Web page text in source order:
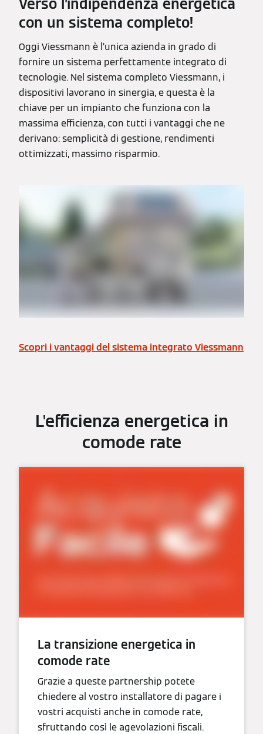
con un sistema completo!
Oggi Viessmann è l’unica azienda in grado di
fornire un sistema perfettamente integrato di
tecnologie. Nel sistema completo Viessmann, i
dispositivi lavorano in sinergia, e questa è la
chiave per un impianto che funziona con la
massima efficienza, con tutti i vantaggi che ne
derivano: semplicità di gestione, rendimenti
ottimizzati, massimo risparmio.
Scopri i vantaggi del sistema integrato Viessmann
L'efficienza energetica in
comode rate
La transizione energetica in
comode rate
Grazie a queste partnership potete
chiedere al vostro installatore di pagare i
vostri acquisti anche in comode rate,
sfruttando così le agevolazioni fiscali.